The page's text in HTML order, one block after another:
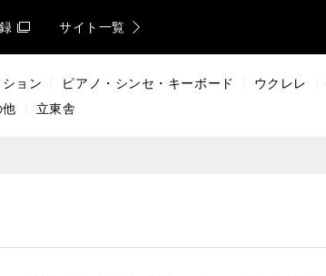
サイト一覧
ョン ピアノ・シンセ・キーボード ウクレレ
立東舎